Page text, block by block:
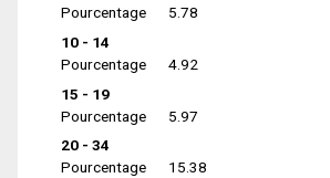
Pourcentage
5.78
10 - 14
Pourcentage
4.92
15 - 19
Pourcentage
5.97
20 - 34
Pourcentage
15.38